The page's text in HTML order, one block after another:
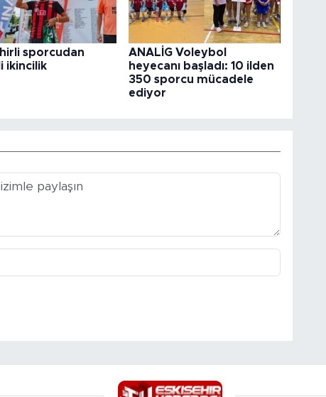
sporcudan
ikincilik
ANALİG Voleybol
heyecanı başladı: 10 ilden
350 sporcu mücadele
ediyor